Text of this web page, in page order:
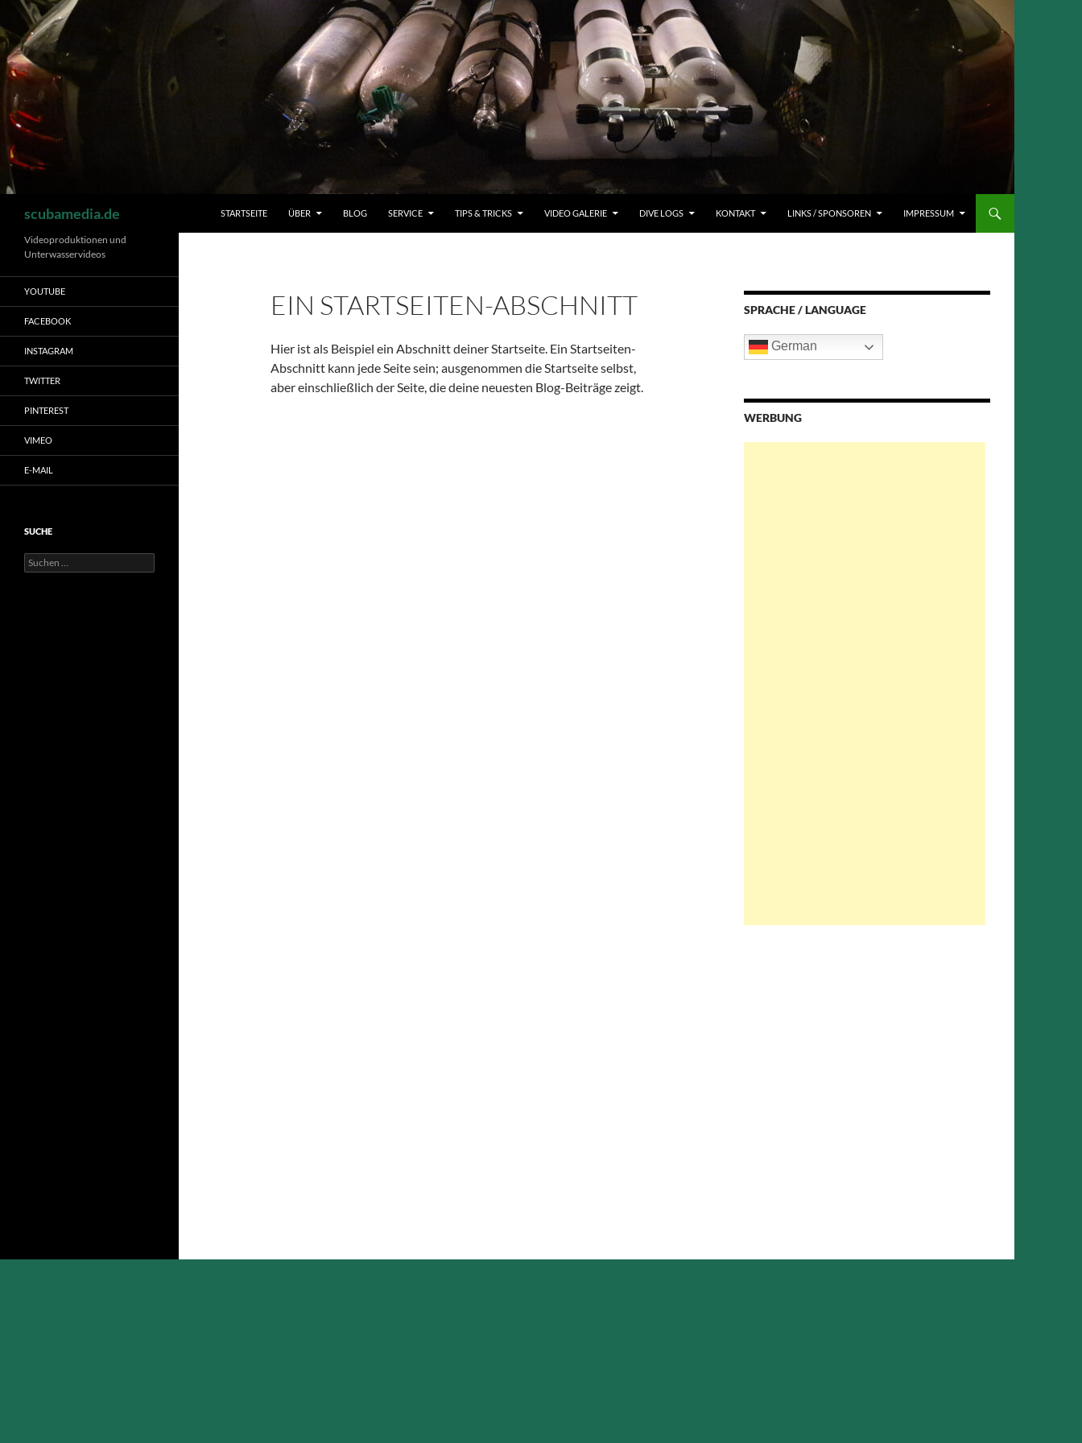
Zum
Inhalt
springen
scubamedia.de STARTSEITE ÜBER BLOG SERVICE TIPS & TRICKS VIDEO GALERIE DIVE LOGS KONTAKT LINKS / SPONSOREN IMPRESSUM
EIN STARTSEITEN-ABSCHNITT
Hier ist als Beispiel ein Abschnitt deiner Startseite. Ein Startseiten-
Abschnitt kann jede Seite sein; ausgenommen die Startseite selbst,
aber einschließlich der Seite, die deine neuesten Blog-Beiträge zeigt.
SPRACHE / LANGUAGE
German
WERBUNG
Videoproduktionen und
Unterwasservideos
YOUTUBE
FACEBOOK
INSTAGRAM
TWITTER
PINTEREST
VIMEO
E-MAIL
SUCHE
Suchen
nach: